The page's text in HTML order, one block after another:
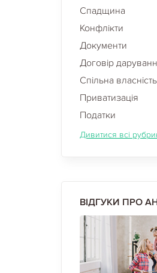
Спадщина
Конфлікти
Документи
Договір
Спільна власність
Приватизація
Податки
Дивитися всі
ВІДГУКИ ПРО